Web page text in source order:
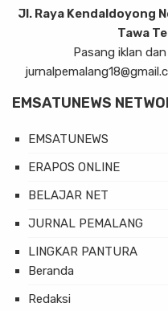
Jl. Raya Kendaldoyong
Tawa
Pasang iklan
EMSATUNEWS
EMSATUNEWS
ERAPOS ONLINE
BELAJAR NET
JURNAL PEMALANG
LINGKAR PANTURA
Beranda
Redaksi